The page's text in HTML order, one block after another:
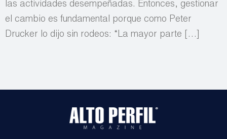
las actividades desempeñadas. Entonces, gestionar
el cambio es fundamental porque como Peter
Drucker lo dijo sin rodeos: “La mayor parte […]